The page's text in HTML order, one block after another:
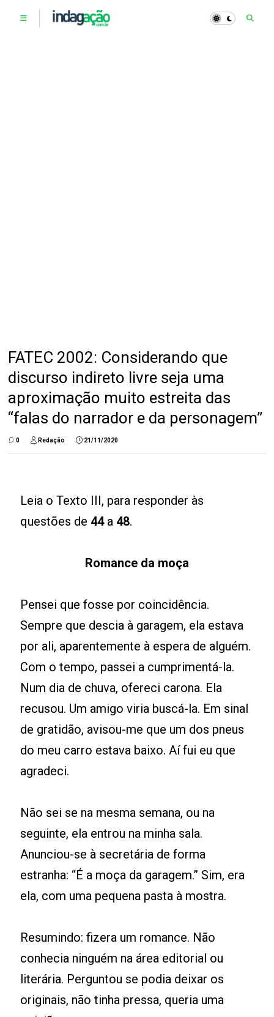
FATEC 2002: Considerando que
discurso indireto livre seja uma
aproximação muito estreita das
“falas do narrador e da personagem”
0 Redação 21/11/2020
Leia o Texto III, para responder às
questões de 44a 48.
Romance da moça
Pensei que fosse por coincidência.
Sempre que descia à garagem, ela estava
por ali, aparentemente à espera de alguém.
Com o tempo, passei a cumprimentá-la.
Num dia de chuva, ofereci carona. Ela
recusou. Um amigo viria buscá-la. Em sinal
de gratidão, avisou-me que um dos pneus
do meu carro estava baixo. Aí fui eu que
agradeci.
Não sei se na mesma semana, ou na
seguinte, ela entrou na minha sala.
Anunciou-se à secretária de forma
estranha: “É a moça da garagem.” Sim, era
ela, com uma pequena pasta à mostra.
Resumindo: fizera um romance. Não
conhecia ninguém na área editorial ou
literária. Perguntou se podia deixar os
originais, não tinha pressa, queria uma